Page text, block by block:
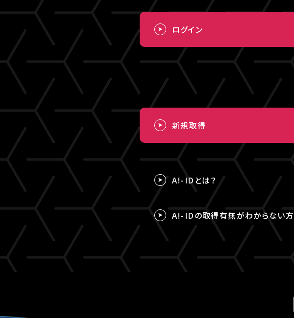
ログイン
新規取得
A!-IDとは？
A!-IDの取得有無がわからない方